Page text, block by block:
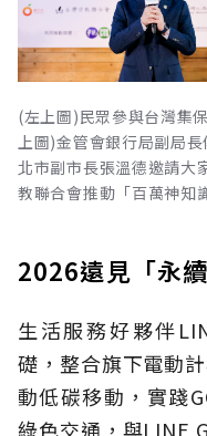
(左上圖)民眾參與台灣集
上圖)金管會銀行局副局
北市副市長張溫德邀請大
教聯合會推動「百萬神知
2026遠見「永
生活服務好夥伴
礎，整合旗下電動
動低碳移動，實踐
綠色交通，與LINE